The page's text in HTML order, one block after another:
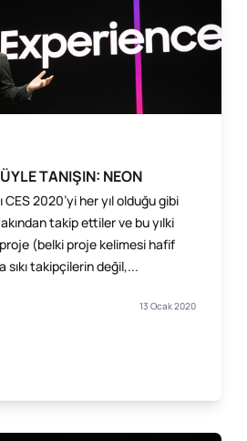
TANIŞIN: NEON
CES 2020’yi her yıl olduğu gibi
takip ettiler ve bu yılki
(belki proje kelimesi hafif
sıkı takipçilerin değil,...
13 Ocak 2020